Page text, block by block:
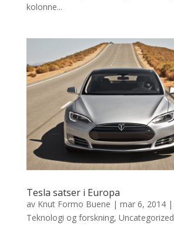
kolonne...
Tesla satser i Europa
av Knut Formo Buene | mar 6, 2014|
Teknologi og forskning, Uncategorized